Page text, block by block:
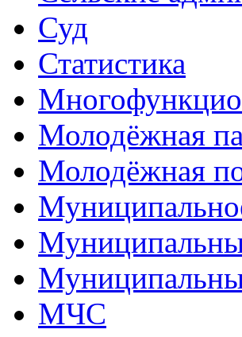
Суд
Статистика
Молодёжная
Молодёжная
МЧС